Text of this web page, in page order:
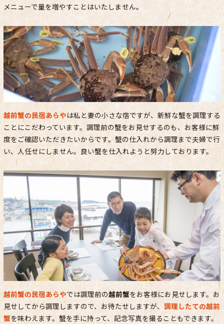
メニューで量を増やすことはいたしません。
越前蟹の民宿あらやは私と妻の小さな宿ですが、新鮮な蟹を調理する
ことにこだわっています。調理前の蟹をお見せするのも、お客様に鮮
度をご確認いただきたいからです。蟹の仕入れから調理まで夫婦で行
い、人任せにしません。良い蟹を仕入れようと努力しております。
越前蟹の民宿あらやでは調理前の越前蟹をお客様にお見せします。お
見せしてから調理しますので、お待たせしますが、調理したての越前
蟹を味わえます。蟹を手に持って、記念写真を撮ることもできます。